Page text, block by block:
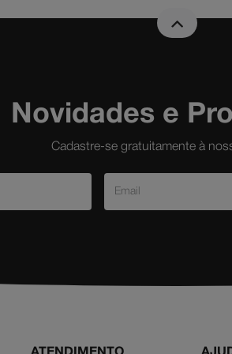
Novidades e
Cadastre-se gratuitamente à